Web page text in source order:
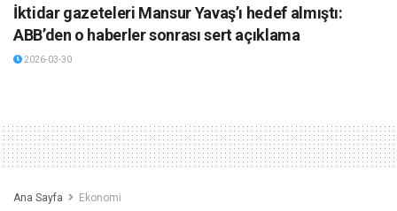
İktidar gazeteleri Mansur Yavaş’ı hedef almıştı:
ABB’den o haberler sonrası sert açıklama
2026-03-30
Ana Sayfa Ekonomi